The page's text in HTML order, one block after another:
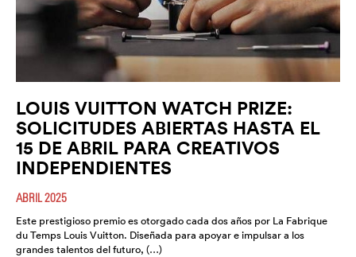
LOUIS VUITTON WATCH PRIZE:
SOLICITUDES ABIERTAS HASTA EL
15 DE ABRIL PARA CREATIVOS
INDEPENDIENTES
ABRIL 2025
Este prestigioso premio es otorgado cada dos años por La Fabrique
du Temps Louis Vuitton. Diseñada para apoyar e impulsar a los
grandes talentos del futuro, (…)